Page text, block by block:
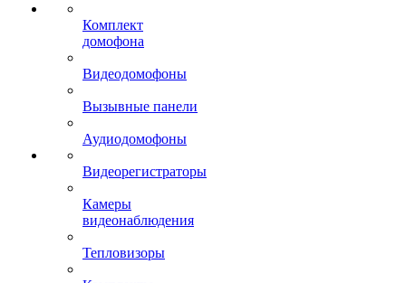
Комплект
домофона
Видеодомофоны
Вызывные панели
Аудиодомофоны
Видеорегистраторы
Камеры
видеонаблюдения
Тепловизоры